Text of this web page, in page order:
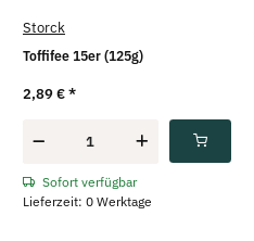
Storck
Toffifee 15er (125g)
2,89 €*
Sofort verfügbar
Lieferzeit: 0 Werktage